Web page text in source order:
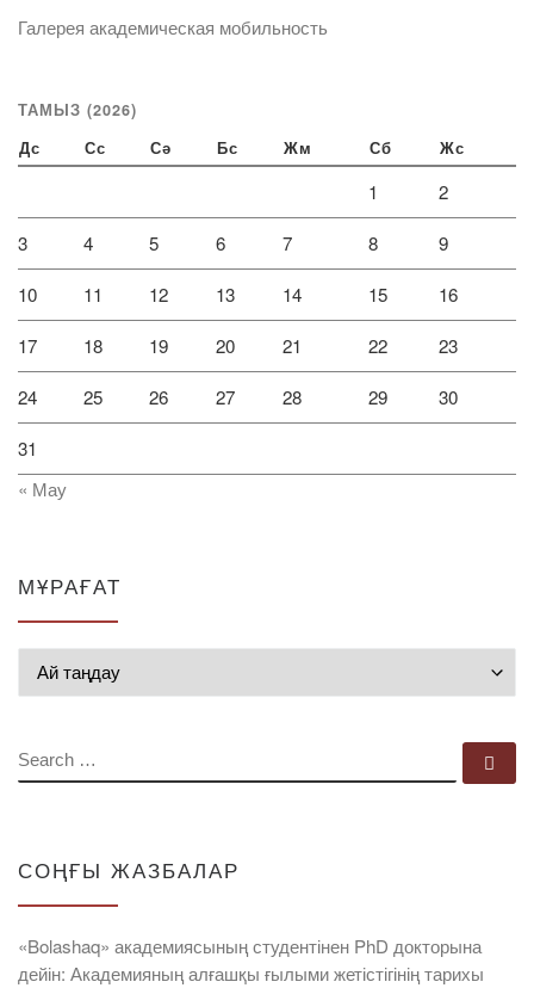
Галерея академическая мобильность
ТАМЫЗ (2026)
Дс Сс Сә Бс Жм Сб Жс
1 2
3 4 5 6 7 8 9
10 11 12 13 14 15 16
17 18 19 20 21 22 23
24 25 26 27 28 29 30
31
« Мау
МҰРАҒАТ
SEARCH
СОҢҒЫ ЖАЗБАЛАР
«Bolashaq» академиясының студентінен PhD докторына
дейін: Академияның алғашқы ғылыми жетістігінің тарихы